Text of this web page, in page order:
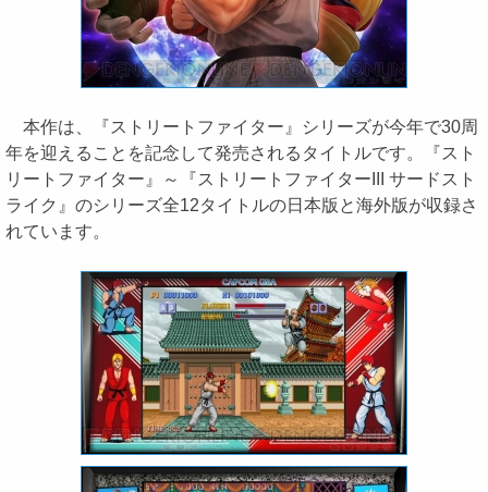
本作は、『ストリートファイター』シリーズが今年で30周
年を迎えることを記念して発売されるタイトルです。『スト
リートファイター』～『ストリートファイターIII サードスト
ライク』のシリーズ全12タイトルの日本版と海外版が収録さ
れています。